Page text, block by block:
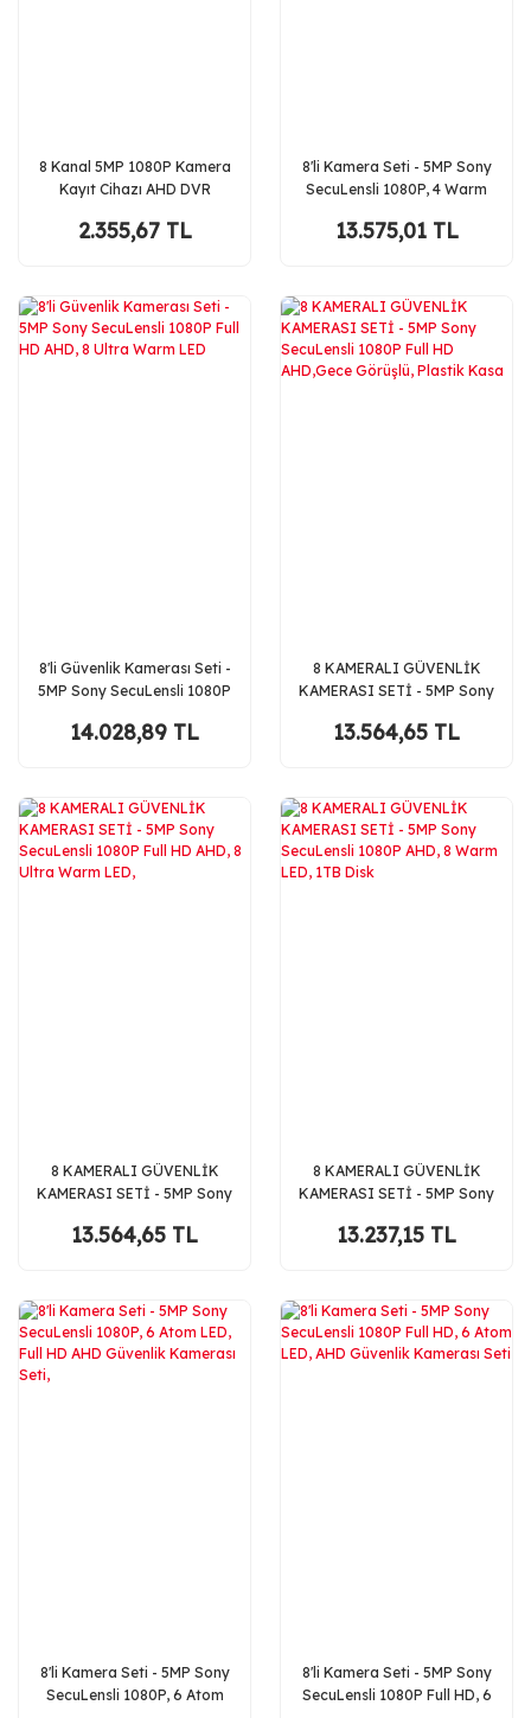
8 Kanal 5MP 1080P Kamera
Kayıt Cihazı AHD DVR
Xmeye
2.355,67 TL
8'li Kamera Seti - 5MP Sony
SecuLensli 1080P, 4 Warm
AHD Güvenlik Kamerası
13.575,01 TL
8'li Güvenlik Kamerası Seti -
5MP Sony SecuLensli 1080P
LED
14.028,89 TL
8 KAMERALI GÜVENLİK
KAMERASI SETİ - 5MP Sony
AHD,Gece Görüşlü, Plastik
13.564,65 TL
8 KAMERALI GÜVENLİK
KAMERASI SETİ - 5MP Sony
AHD, 8 Ultra Warm LED,
13.564,65 TL
8 KAMERALI GÜVENLİK
KAMERASI SETİ - 5MP Sony
Warm LED, 1TB Disk
13.237,15 TL
8'li Kamera Seti - 5MP Sony
SecuLensli 1080P, 6 Atom
8'li Kamera Seti - 5MP Sony
SecuLensli 1080P Full HD, 6